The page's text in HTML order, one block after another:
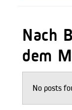
Nach
dem
No posts